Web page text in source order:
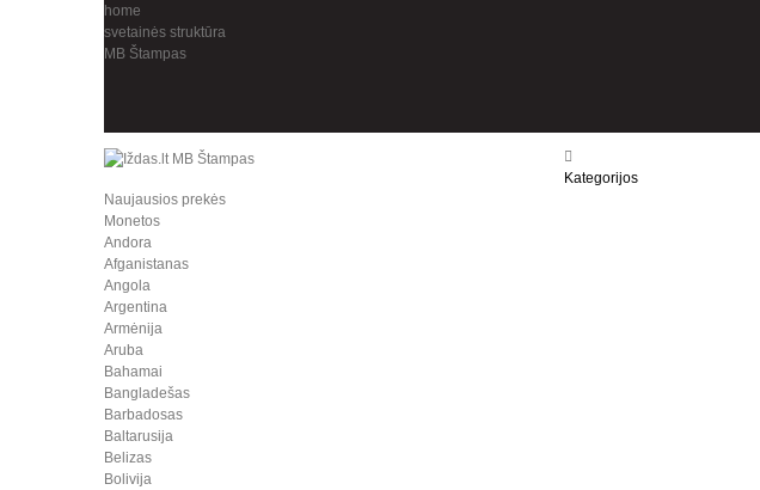
home
svetainės struktūra
MB Štampas
Kategorijos
Naujausios prekės
Monetos
Andora
Afganistanas
Angola
Argentina
Armėnija
Aruba
Bahamai
Bangladešas
Barbadosas
Baltarusija
Belizas
Bolivija